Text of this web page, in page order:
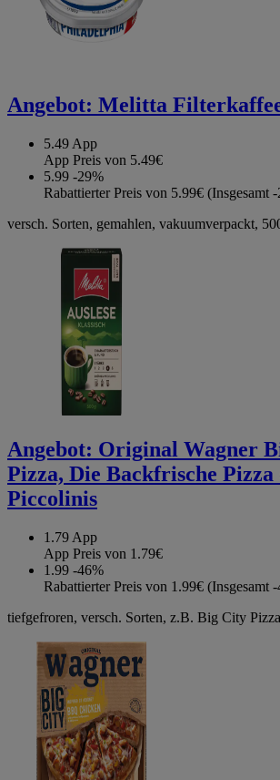
Angebot: Melitta
5.49 App
App Preis von 5.49€
5.99 -29%
Rabattierter Preis von 5.99€ (Insgesamt
versch. Sorten, gemahlen, vakuumverpackt,
Angebot: Original Wagner
Pizza, Die Backfrische Pizza
Piccolinis
1.79 App
App Preis von 1.79€
1.99 -46%
Rabattierter Preis von 1.99€ (Insgesamt
tiefgefroren, versch. Sorten, z.B. Big City